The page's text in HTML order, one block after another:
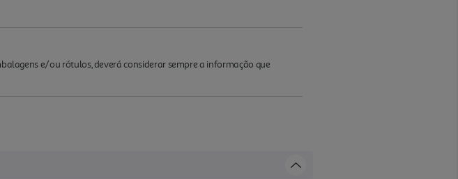
e/ou rótulos, deverá considerar sempre a informação que